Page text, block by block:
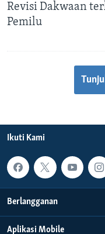
Revisi Dakwaan
Pemilu
Ikuti Kami
Berlangganan
Aplikasi Mobile